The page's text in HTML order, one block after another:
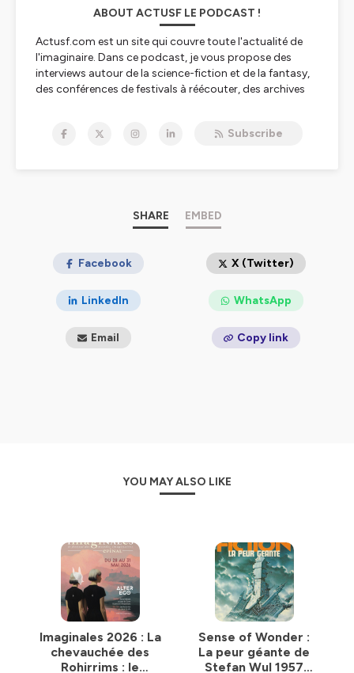
ABOUT ACTUSF LE PODCAST !
Actusf.com est un site qui couvre toute l'actualité de
l'imaginaire. Dans ce podcast, je vous propose des
interviews autour de la science-fiction et de la fantasy,
des conférences de festivals à réécouter, des archives
Bellagamba !
Le podcast Actusf, c'est un podcast qui se veut vivant
et positif, pour toutes les science fiction et les fantasy,
confidentialite
pour plus d'informations.
Subscribe
SHARE EMBED
Facebook X (Twitter)
LinkedIn WhatsApp
Email Copy link
YOU MAY ALSO LIKE
Imaginales 2026 : La
chevauchée des
Rohirrims : le
Sense of Wonder :
La peur géante de
Stefan Wul 1957